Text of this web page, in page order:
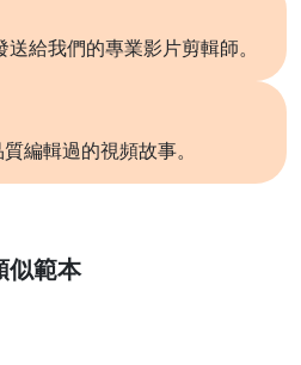
給我們的專業影片剪輯師。
編輯過的視頻故事。
似範本
解更多